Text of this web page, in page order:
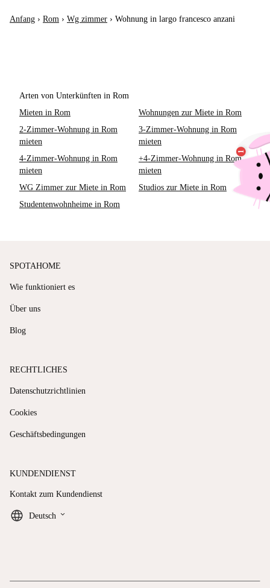
Anfang › Rom › Wg zimmer › Wohnung in largo francesco anzani
Arten von Unterkünften in Rom
Mieten in Rom
Wohnungen zur Miete in Rom
2-Zimmer-Wohnung in Rom
mieten
3-Zimmer-Wohnung in Rom
mieten
4-Zimmer-Wohnung in Rom
mieten
+4-Zimmer-Wohnung in Rom
mieten
WG Zimmer zur Miete in Rom
Studios zur Miete in Rom
Studentenwohnheime in Rom
SPOTAHOME
Wie funktioniert es
Über uns
Blog
RECHTLICHES
Datenschutzrichtlinien
Cookies
Geschäftsbedingungen
KUNDENDIENST
Kontakt zum Kundendienst
Deutsch keyboard_arrow_down